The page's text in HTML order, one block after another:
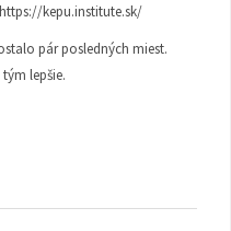
kepu.institute.sk/
pár posledných miest.
lepšie.